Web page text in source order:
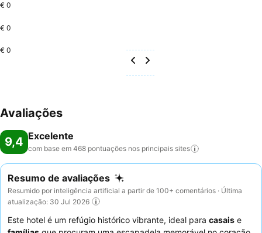
€ 0
€ 0
€ 0
Avaliações
9,4 Excelente
com base em 468 pontuações nos principais sites
Resumo de avaliações
Resumido por inteligência artificial a partir de 100+ comentários · Última
atualização: 30 Jul 2026
Este hotel é um refúgio histórico vibrante, ideal para casais e